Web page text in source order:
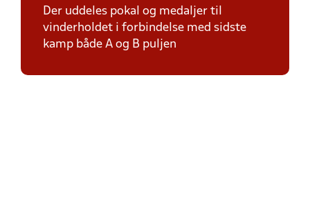
Der uddeles pokal og medaljer til
vinderholdet i forbindelse med sidste
kamp både A og B puljen